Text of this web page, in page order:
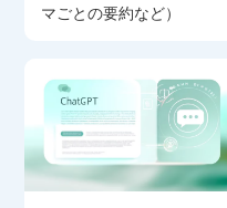
マごとの要約など）